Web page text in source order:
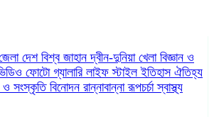
দেশ বিশ্ব জাহানদ্বীন-দুনিয়া খেলা বিজ্ঞান ও
ফোটো গ্যালারি লাইফ স্টাইলইতিহাস ঐতিহ্য
ও সংস্কৃতি বিনোদন রান্নাবান্নারূপচর্চাস্বাস্থ্য